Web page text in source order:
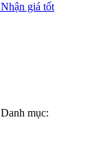
Nhận giá tốt
Danh mục: